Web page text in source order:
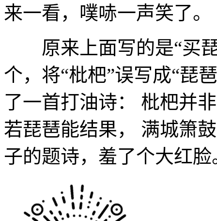
来一看，噗哧一声笑了。
原来上面写的是“买琵
个，将“枇杷”误写成“琵
了一首打油诗： 枇杷并
若琵琶能结果， 满城箫
子的题诗，羞了个大红脸